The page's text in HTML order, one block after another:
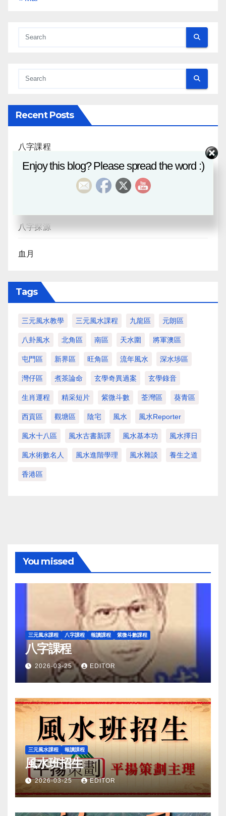
Recent Posts
八字課程
風水班招生
八字探源
血月
Tags
三元風水教學 三元風水課程 九龍區 元朗區
八卦風水 北角區 南區 天水圍 將軍澳區
屯門區 新界區 旺角區 流年風水 深水埗區
灣仔區 煮茶論命 玄學奇異過案 玄學錄音
生肖運程 精采短片 紫微斗數 荃灣區 葵青區
西貢區 觀塘區 陰宅 風水 風水Reporter
風水十八區 風水古書新譯 風水基本功 風水擇日
風水術數名人 風水進階學理 風水雜談 養生之道
香港區
You missed
三元風水課程 八字課程 報讀課程 紫微斗數課程
八字課程
2026-03-25 EDITOR
三元風水課程 報讀課程
風水班招生
2026-03-25 EDITOR
Enjoy this blog? Please spread the word :)